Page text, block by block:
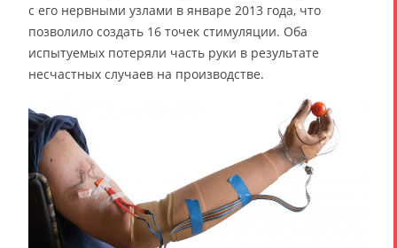
с его нервными узлами в январе 2013 года, что
позволило создать 16 точек стимуляции. Оба
испытуемых потеряли часть руки в результате
несчастных случаев на производстве.